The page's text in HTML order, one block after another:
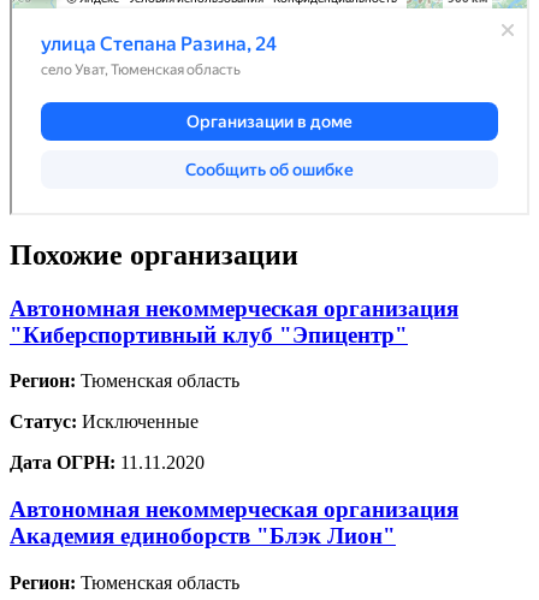
Похожие организации
Автономная некоммерческая организация
"Киберспортивный клуб "Эпицентр"
Регион: Тюменская область
Статус: Исключенные
Дата ОГРН: 11.11.2020
Автономная некоммерческая организация
Академия единоборств "Блэк Лион"
Регион: Тюменская область